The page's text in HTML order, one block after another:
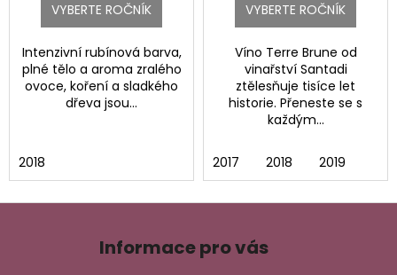
VYBERTE ROČNÍK
Intenzivní rubínová barva,
plné tělo a aroma zralého
ovoce, koření a sladkého
dřeva jsou...
2018
VYBERTE ROČNÍK
Víno Terre Brune od
vinařství Santadi
ztělesňuje tisíce let
historie. Přeneste se s
každým...
2017 2018 2019
Informace pro vás